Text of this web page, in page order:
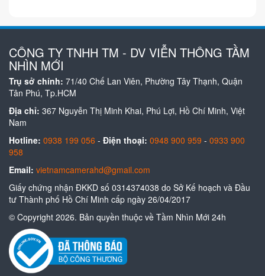
CÔNG TY TNHH TM - DV VIỄN THÔNG TẦM
NHÌN MỚI
Trụ sở chính: 71/40 Chế Lan Viên, Phường Tây Thạnh, Quận
Tân Phú, Tp.HCM
Địa chỉ: 367 Nguyễn Thị Minh Khai, Phú Lợi, Hồ Chí Minh, Việt
Nam
Hotline: 0938 199 056 - Điện thoại: 0948 900 959 - 0933 900
958
Email: vietnamcamerahd@gmail.com
Giấy chứng nhận ĐKKD số 0314374038 do Sở Kế hoạch và Đầu
tư Thành phố Hồ Chí Minh cấp ngày 26/04/2017
© Copyright 2026. Bản quyền thuộc về Tầm Nhìn Mới 24h